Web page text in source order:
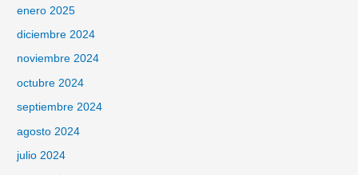
enero 2025
diciembre 2024
noviembre 2024
octubre 2024
septiembre 2024
agosto 2024
julio 2024